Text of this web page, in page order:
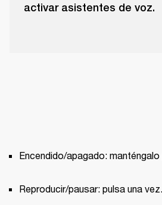
activar asistentes de voz.
Encendido/apagado:
Reproducir/pausar: pulsa una vez.